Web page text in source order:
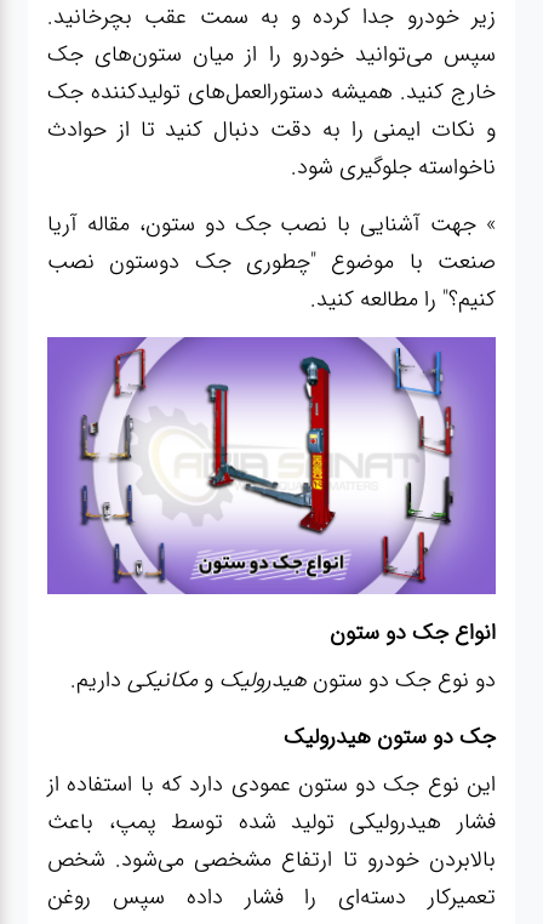
زیر خودرو جدا کرده و به سمت عقب بچرخانید.
سپس می‌توانید خودرو را از میان ستون‌های جک
خارج کنید. همیشه دستورالعمل‌های تولیدکننده جک
و نکات ایمنی را به دقت دنبال کنید تا از حوادث
ناخواسته جلوگیری شود.
» جهت آشنایی با نصب جک دو ستون، مقاله آریا
صنعت با موضوع "چطوری جک دوستون نصب
کنیم؟" را مطالعه کنید.
انواع جک دو ستون
دو نوع جک دو ستونهیدرولیکومکانیکیداریم.
جک دو ستون هیدرولیک
این نوع جک دو ستون عمودی دارد که با استفاده از
فشار هیدرولیکی تولید شده توسط پمپ، باعث
بالابردن خودرو تا ارتفاع مشخصی می‌شود. شخص
تعمیرکار دسته‌ای را فشار داده سپس روغن